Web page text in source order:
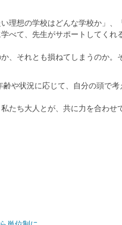
想の学校はどんな学校か」
て、先生がサポートしてく
それとも損ねてしまうのか
状況に応じて、自分の頭で
ち大人とが、共に力を合わせ